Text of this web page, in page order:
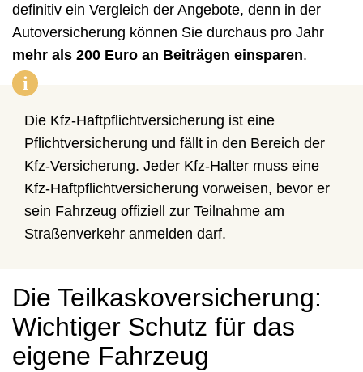
definitiv ein Vergleich der Angebote, denn in der
Autoversicherung können Sie durchaus pro Jahr
mehr als 200 Euro an Beiträgen einsparen.
i
Die Kfz-Haftpflichtversicherung ist eine
Pflichtversicherung und fällt in den Bereich der
Kfz-Versicherung. Jeder Kfz-Halter muss eine
Kfz-Haftpflichtversicherung vorweisen, bevor er
sein Fahrzeug offiziell zur Teilnahme am
Straßenverkehr anmelden darf.
Die Teilkaskoversicherung:
Wichtiger Schutz für das
eigene Fahrzeug